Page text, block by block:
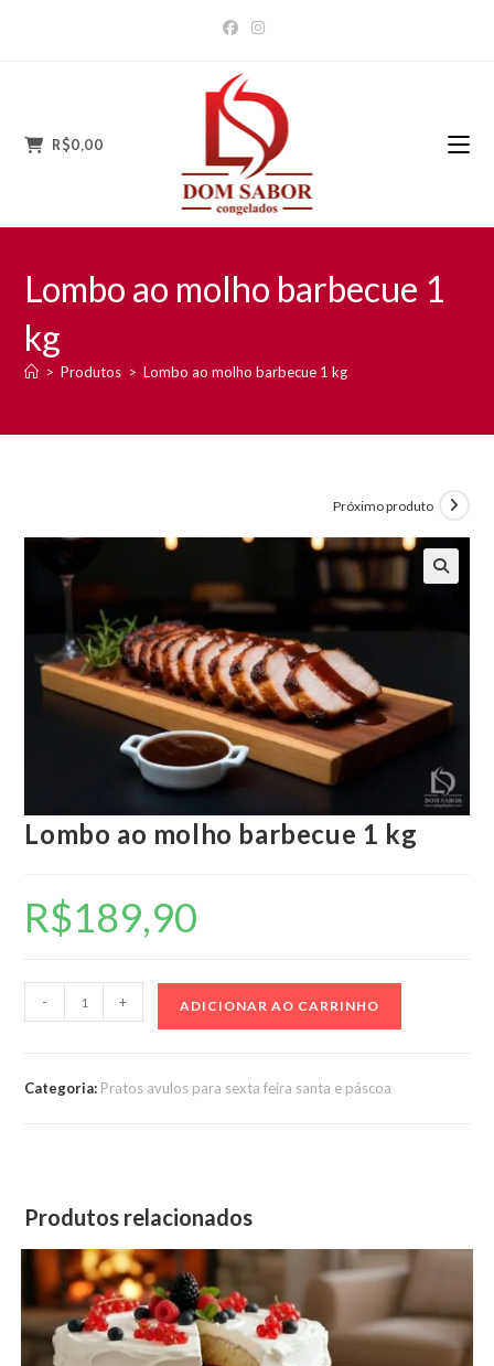
R$0,00
Lombo ao molho barbecue 1
kg
> Produtos > Lombo ao molho barbecue 1 kg
Próximo produto
Lombo ao molho barbecue 1 kg
R$189,90
ao
- + ADICIONAR AO CARRINHO
Categoria: Pratos avulos para sexta feira santa e páscoa
Produtos relacionados